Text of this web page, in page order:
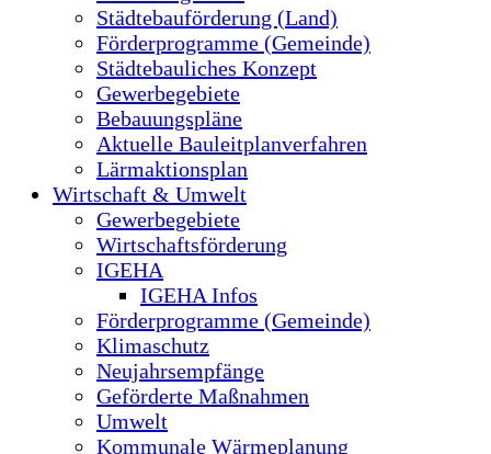
Städtebauförderung (Land)
Förderprogramme (Gemeinde)
Städtebauliches Konzept
Gewerbegebiete
Bebauungspläne
Aktuelle Bauleitplanverfahren
Lärmaktionsplan
Wirtschaft & Umwelt
Gewerbegebiete
Wirtschaftsförderung
IGEHA
IGEHA Infos
Förderprogramme (Gemeinde)
Klimaschutz
Neujahrsempfänge
Geförderte Maßnahmen
Umwelt
Kommunale Wärmeplanung